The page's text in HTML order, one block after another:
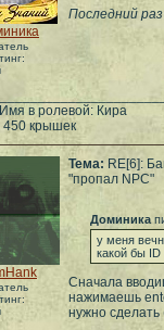
Последний
Имя в ролевой: Кира
450 крышек
Тема: RE[6]:
"пропал NPC"
Доминика
у меня
какой бы
Сначала
нажимаешь
нужно сделать